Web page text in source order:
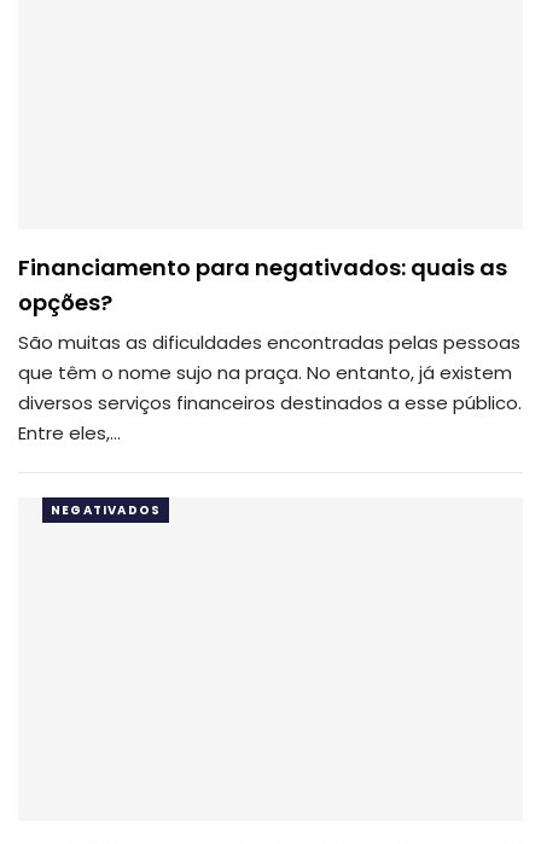
Financiamento para negativados: quais as
opções?
São muitas as dificuldades encontradas pelas pessoas
que têm o nome sujo na praça. No entanto, já existem
diversos serviços financeiros destinados a esse público.
Entre eles,…
NEGATIVADOS